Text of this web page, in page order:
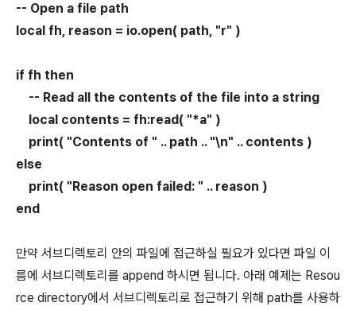
-- Open a file path
local fh, reason = io.open( path, "r" )
if fh then
-- Read all the contents of the file into a string
local contents = fh:read( "*a" )
print( "Contents of " .. path .. "\n" .. contents )
else
print( "Reason open failed: " .. reason )
end
만약 서브디렉토리 안의 파일에 접근하실 필요가 있다면 파일 이
름에 서브디렉토리를 append 하시면 됩니다. 아래 예제는 Resou
rce directory에서 서브디렉토리로 접근하기 위해 path를 사용하